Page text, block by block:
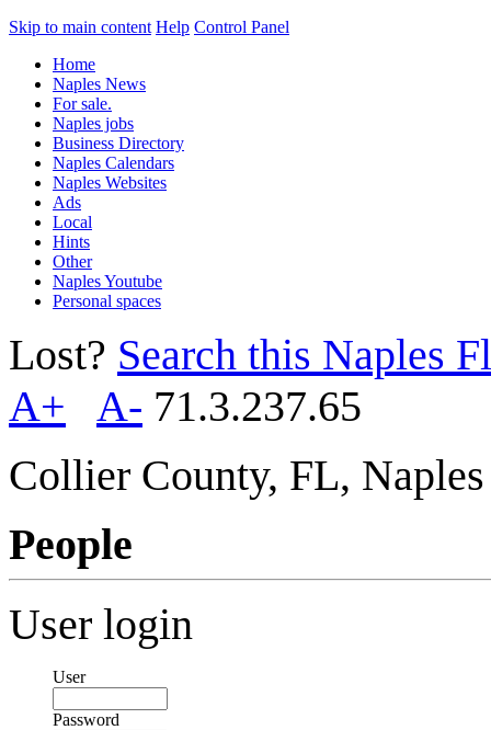
Skip to main content Help Control Panel
Home
Naples News
For sale.
Naples jobs
Business Directory
Naples Calendars
Naples Websites
Ads
Local
Hints
Other
Naples Youtube
Personal spaces
Lost? Search this Naples
A+
A- 71.3.237.65
Collier County, FL,
People
User login
User
Password